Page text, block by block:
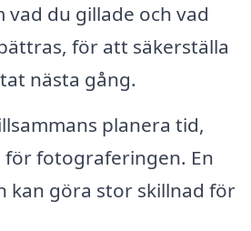
vad du gillade och vad
för att säkerställa
nästa gång.
planera tid,
för fotograferingen. En
kan göra stor skillnad för